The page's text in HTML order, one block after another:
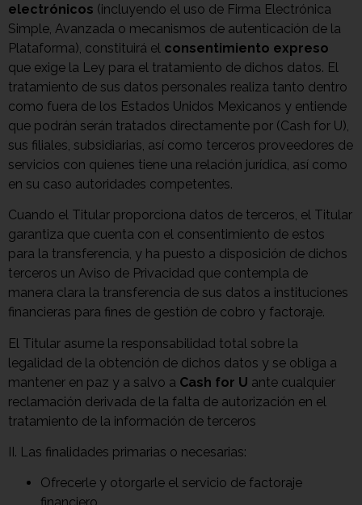
electrónicos (incluyendo el uso de Firma Electrónica
Simple, Avanzada o mecanismos de autenticación de la
Plataforma), constituirá el consentimiento expreso
que exige la Ley para el tratamiento de dichos datos. El
tratamiento de sus datos personales realiza tanto dentro
como fuera de los Estados Unidos Mexicanos y entiende
que podrán serán tratados directamente por (Cash for U),
sus filiales, subsidiarias, así como terceros proveedores de
servicios con quienes tiene una relación jurídica, así como
en su caso autoridades competentes.
Cuando el Titular proporciona datos de terceros, el Titular
garantiza que cuenta con el consentimiento de estos
para la transferencia, y ha puesto a disposición de dichos
terceros un Aviso de Privacidad que contempla de
manera clara la transferencia de sus datos a instituciones
financieras para fines de gestión de cobro y factoraje.
El Titular asume la responsabilidad total sobre la
legalidad de la obtención de dichos datos y se obliga a
mantener en paz y a salvo a Cash for U ante cualquier
reclamación derivada de la falta de autorización en el
tratamiento de la información de terceros
II. Las finalidades primarias o necesarias:
Ofrecerle y otorgarle el servicio de factoraje